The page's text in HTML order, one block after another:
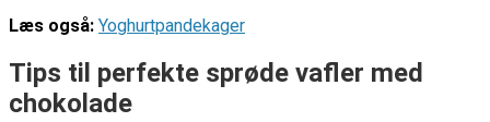
Læs også: Yoghurtpandekager
Tips til perfekte sprøde vafler med
chokolade